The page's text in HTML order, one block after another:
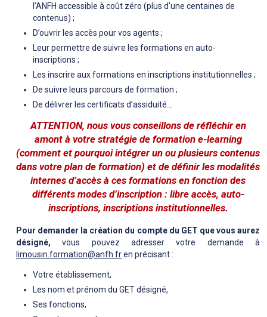
l’ANFH accessible à coût zéro (plus d'une centaines de
contenus) ;
D’ouvrir les accès pour vos agents ;
Leur permettre de suivre les formations en auto-
inscriptions ;
Les inscrire aux formations en inscriptions institutionnelles ;
De suivre leurs parcours de formation ;
De délivrer les certificats d’assiduité...
ATTENTION, nous vous conseillons de réfléchir en
amont à votre stratégie de formation e-learning
(comment et pourquoi intégrer un ou plusieurs contenus
dans votre plan de formation) et de définir les modalités
internes d’accès à ces formations en fonction des
différents modes d’inscription : libre accès, auto-
inscriptions, inscriptions institutionnelles.
Pour demander la création du compte du GET que vous aurez
désigné,vous pouvez adresser votre demande à
limousin.formation@anfh.fren précisant :
Votre établissement,
Les nom et prénom du GET désigné,
Ses fonctions,